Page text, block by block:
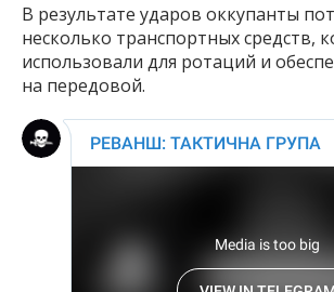
В результате ударов оккупанты
несколько транспортных средств,
использовали для ротаций и
на передовой.